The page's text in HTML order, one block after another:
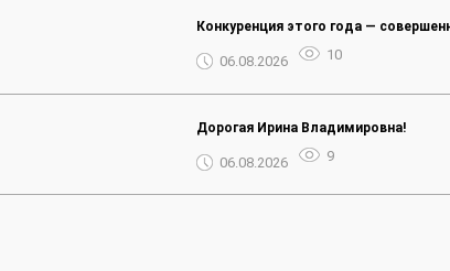
Конкуренция этого года —
06.08.2026 10
Дорогая Ирина Владимировна!
06.08.2026 9